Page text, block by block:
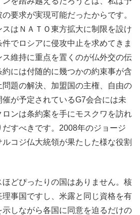
要求が実現可能だったからです。
スはＮＡＴＯ東方拡大に制限を設け
でロシアに侵攻中止を求めてきま
ス維持に重点を置くのが仏外交の伝
には付随的に幾つかの約束事が含
問題の解決、加盟国の主権、自由の
が予定されているG7会合には未
ンは条約案を手にモスクワを訪れ
すべきです。2008年のジョージ
コジ仏大統領が果たした様な役割
どぴったりの国はありません。核
事国ですし、米露と同じ資格を有
示しながら各国に同意を迫るだけの